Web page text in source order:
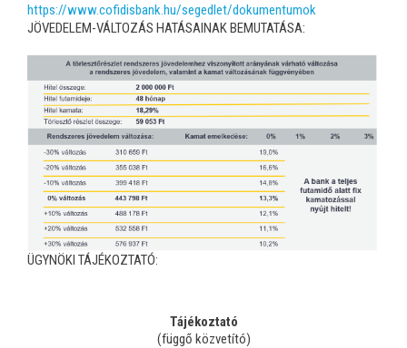
https://www.cofidisbank.hu/segedlet/dokumentumok
JÖVEDELEM-VÁLTOZÁS HATÁSAINAK BEMUTATÁSA:
ÜGYNÖKI TÁJÉKOZTATÓ:
Tájékoztató
(függő közvetító)